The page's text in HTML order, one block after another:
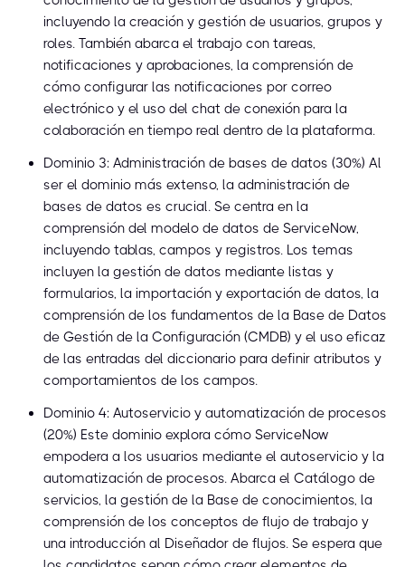
incluyendo la creación y gestión de usuarios, grupos y
roles. También abarca el trabajo con tareas,
notificaciones y aprobaciones, la comprensión de
cómo configurar las notificaciones por correo
electrónico y el uso del chat de conexión para la
colaboración en tiempo real dentro de la plataforma.
Dominio 3: Administración de bases de datos (30%) Al
ser el dominio más extenso, la administración de
bases de datos es crucial. Se centra en la
comprensión del modelo de datos de ServiceNow,
incluyendo tablas, campos y registros. Los temas
incluyen la gestión de datos mediante listas y
formularios, la importación y exportación de datos, la
comprensión de los fundamentos de la Base de Datos
de Gestión de la Configuración (CMDB) y el uso eficaz
de las entradas del diccionario para definir atributos y
comportamientos de los campos.
Dominio 4: Autoservicio y automatización de procesos
(20%) Este dominio explora cómo ServiceNow
empodera a los usuarios mediante el autoservicio y la
automatización de procesos. Abarca el Catálogo de
servicios, la gestión de la Base de conocimientos, la
comprensión de los conceptos de flujo de trabajo y
una introducción al Diseñador de flujos. Se espera que